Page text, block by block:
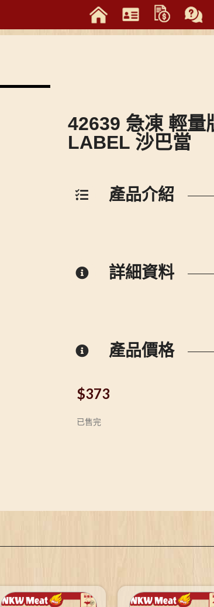
42639 急凍 輕量
LABEL 沙巴當
產品介紹
詳細資料
產品價格
$373
已售完